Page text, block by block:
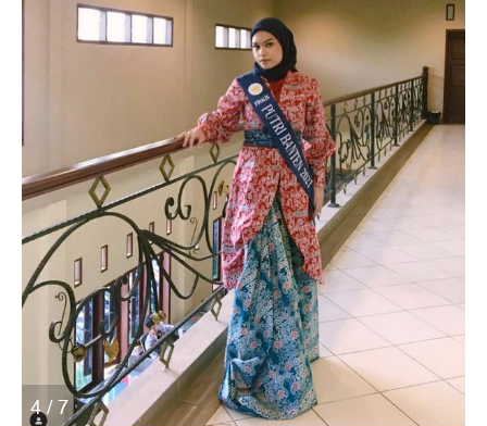
4 / 7